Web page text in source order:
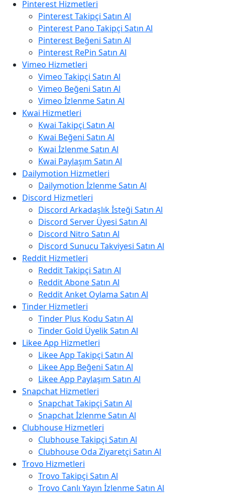
Pinterest Hizmetleri
Pinterest Takipçi Satın Al
Pinterest Pano Takipçi Satın Al
Pinterest Beğeni Satın Al
Pinterest RePin Satın Al
Vimeo Hizmetleri
Vimeo Takipçi Satın Al
Vimeo Beğeni Satın Al
Vimeo İzlenme Satın Al
Kwai Hizmetleri
Kwai Takipçi Satın Al
Kwai Beğeni Satın Al
Kwai İzlenme Satın Al
Kwai Paylaşım Satın Al
Dailymotion Hizmetleri
Dailymotion İzlenme Satın Al
Discord Hizmetleri
Discord Arkadaşlık İsteği Satın Al
Discord Server Üyesi Satın Al
Discord Nitro Satın Al
Discord Sunucu Takviyesi Satın Al
Reddit Hizmetleri
Reddit Takipçi Satın Al
Reddit Abone Satın Al
Reddit Anket Oylama Satın Al
Tinder Hizmetleri
Tinder Plus Kodu Satın Al
Tinder Gold Üyelik Satın Al
Likee App Hizmetleri
Likee App Takipçi Satın Al
Likee App Beğeni Satın Al
Likee App Paylaşım Satın Al
Snapchat Hizmetleri
Snapchat Takipçi Satın Al
Snapchat İzlenme Satın Al
Clubhouse Hizmetleri
Clubhouse Takipçi Satın Al
Clubhouse Oda Ziyaretçi Satın Al
Trovo Hizmetleri
Trovo Takipçi Satın Al
Trovo Canlı Yayın İzlenme Satın Al